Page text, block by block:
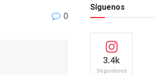
0
Síguenos
3.4k
Seguidores